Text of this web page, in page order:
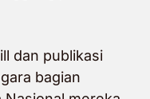
dan publikasi
bagian